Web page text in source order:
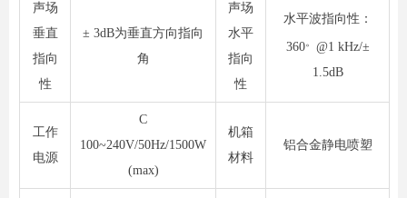
声场
垂直
指向
性
± 3dB为垂直方向指向
角
声场
水平
指向
性
水平波指向性：
360。 @1 kHz/±
1.5dB
工作
电源
C
100~240V/50Hz/1500W
(max)
机箱
材料
铝合金静电喷塑